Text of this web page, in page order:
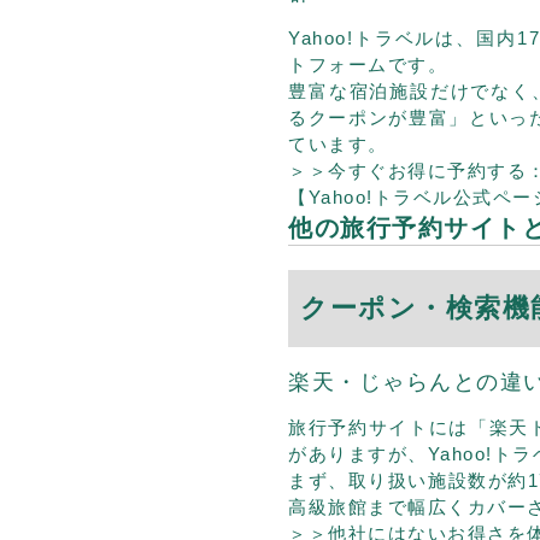
Yahoo!トラベルは、国内
トフォームです。
豊富な宿泊施設だけでな
るクーポンが豊富」といっ
ています。
＞＞今すぐお得に予約する
【Yahoo!トラベル公式ペ
他の旅行予約サイト
クーポン・検索
楽天・じゃらんとの違
旅行予約サイトには「楽天
がありますが、Yahoo!ト
まず、取り扱い施設数が約
高級旅館まで幅広くカバー
＞＞他社にはないお得さを